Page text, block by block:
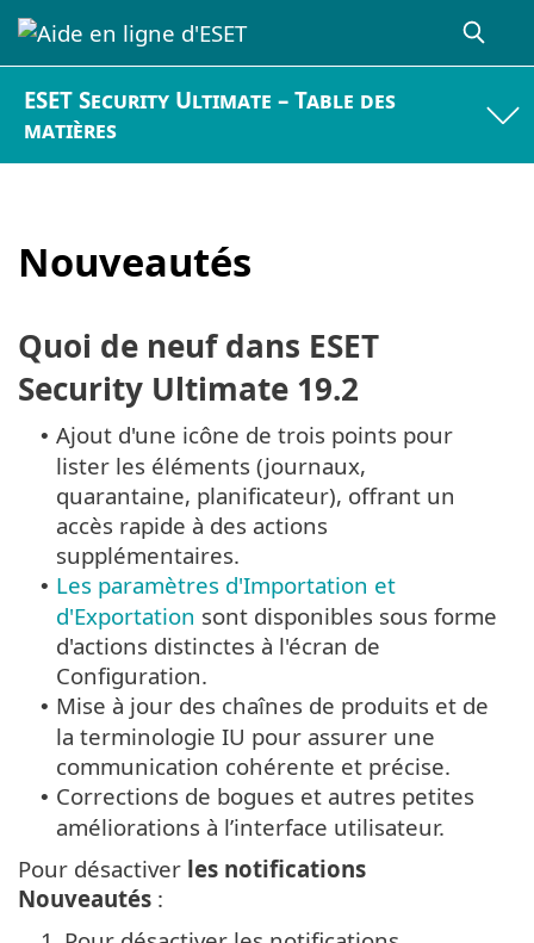
ESET Security Ultimate – Table des
matières
Nouveautés
Quoi de neuf dans ESET
Security Ultimate 19.2
• Ajout d'une icône de trois points pour
lister les éléments (journaux,
quarantaine, planificateur), offrant un
accès rapide à des actions
supplémentaires.
• Les paramètres d'Importation et
d'Exportation sont disponibles sous forme
d'actions distinctes à l'écran de
Configuration.
• Mise à jour des chaînes de produits et de
la terminologie IU pour assurer une
communication cohérente et précise.
• Corrections de bogues et autres petites
améliorations à l’interface utilisateur.
Pour désactiver les notifications
Nouveautés :